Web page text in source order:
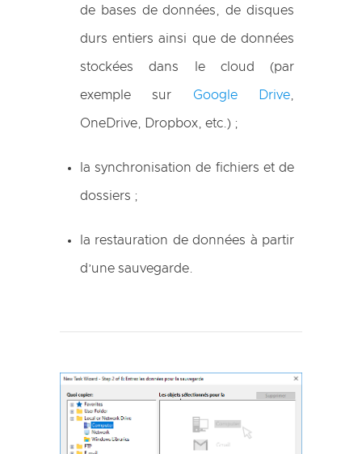
de bases de données, de disques
durs entiers ainsi que de données
stockées dans le cloud (par
exemple sur Google Drive,
OneDrive, Dropbox, etc.) ;
la synchronisation de fichiers et de
dossiers ;
la restauration de données à partir
d’une sauvegarde.